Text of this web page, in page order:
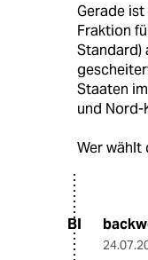
Gerade
Fraktion
Standard)
Staaten
und Nord-
Wer wählt
BI